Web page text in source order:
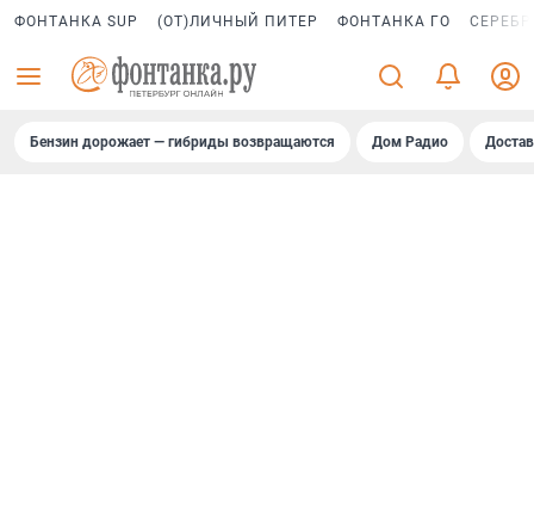
ФОНТАНКА SUP (ОТ)ЛИЧНЫЙ ПИТЕР ФОНТАНКА ГО
Бензин дорожает — гибриды возвращаются Дом Радио